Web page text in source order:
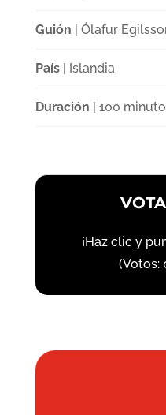
Guión | Ólafur
País| Islandia
Duración | 100
¡Haz clic y
(Votos: